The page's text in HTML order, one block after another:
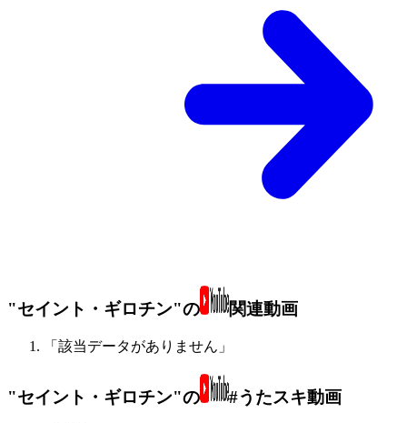
"セイント・ギロチン"の 関連動画
「該当データがありません」
"セイント・ギロチン"の #うたスキ動画